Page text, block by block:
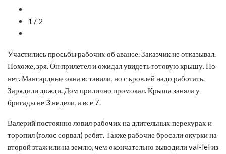
1 / 2
Участились просьбы рабочих об авансе. Заказчик не отказывал.
Похоже, зря. Он прилетел и ожидал увидеть готовую крышу. Но
нет. Мансардные окна вставили, но с кровлей надо работать.
Зарядили дожди. Дом прилично промокал. Крыша заняла у
бригады не 3 недели, а все 7.
Валерий постоянно ловил рабочих на длительных перекурах и
торопил (голос сорвал) ребят. Также рабочие бросали окурки на
второй этаж или на землю, чем окончательно выводили val-lel из